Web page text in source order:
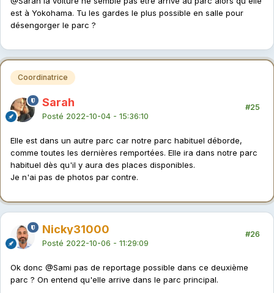
est à Yokohama. Tu les gardes le plus possible en salle pour
désengorger le parc ?
Coordinatrice
Sarah
Posté 2022-10-04 - 15:36:10
#25
Elle est dans un autre parc car notre parc habituel déborde,
comme toutes les dernières remportées. Elle ira dans notre parc
habituel dès qu'il y aura des places disponibles.
Je n'ai pas de photos par contre.
Nicky31000
Posté 2022-10-06 - 11:29:09
#26
Ok donc @Sami pas de reportage possible dans ce deuxième
parc ? On entend qu'elle arrive dans le parc principal.